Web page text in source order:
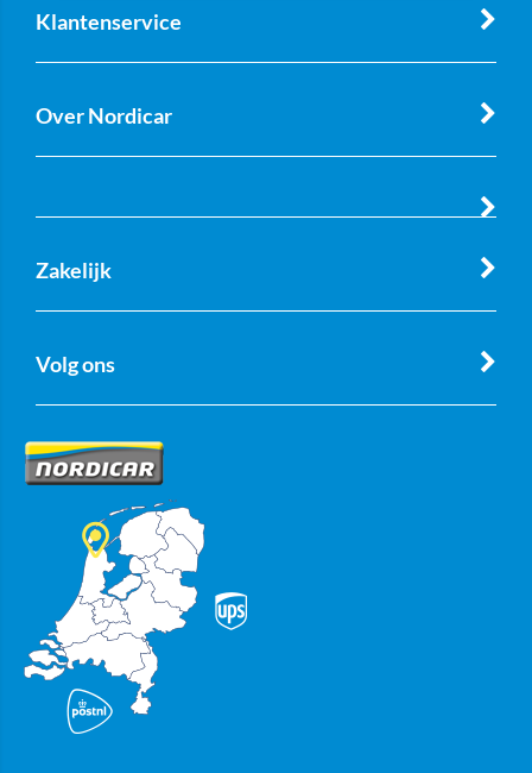
Klantenservice
Over Nordicar
Zakelijk
Volg ons